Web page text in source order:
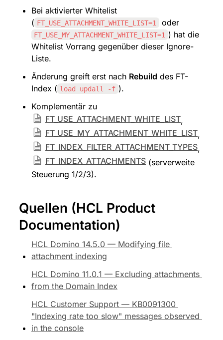
Bei aktivierter Whitelist
( FT_USE_ATTACHMENT_WHITE_LIST=1 oder
FT_USE_MY_ATTACHMENT_WHITE_LIST=1 ) hat die
Whitelist Vorrang gegenüber dieser Ignore-
Liste.
Änderung greift erst nach Rebuild des FT-
Index ( load updall -f ).
Komplementär zu
FT_USE_ATTACHMENT_WHITE_LIST,
FT_USE_MY_ATTACHMENT_WHITE_LIST,
FT_INDEX_FILTER_ATTACHMENT_TYPES,
FT_INDEX_ATTACHMENTS (serverweite
Steuerung 1/2/3).
Quellen (HCL Product
Documentation)
HCL Domino 14.5.0 — Modifying file
attachment indexing
HCL Domino 11.0.1 — Excluding attachments
from the Domain Index
HCL Customer Support — KB0091300
"Indexing rate too slow" messages observed
in the console